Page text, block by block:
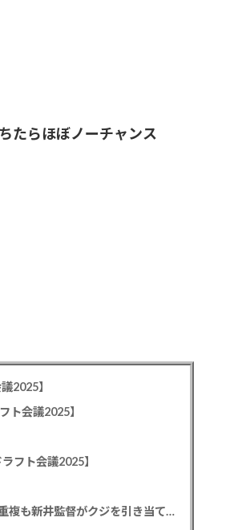
たらほぼノーチャンス
2025】
ト会議2025】
フト会議2025】
カープドラ1平川蓮！187cmのスイッチヒッター！立石正広を外し2度目の重複も新井監督がクジを引き当てる！【ドラフト会議2025】